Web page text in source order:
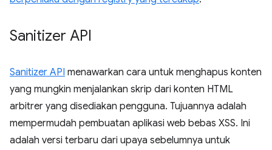
Sanitizer API
Sanitizer API menawarkan cara untuk menghapus konten
yang mungkin menjalankan skrip dari konten HTML
arbitrer yang disediakan pengguna. Tujuannya adalah
mempermudah pembuatan aplikasi web bebas XSS. Ini
adalah versi terbaru dari upaya sebelumnya untuk